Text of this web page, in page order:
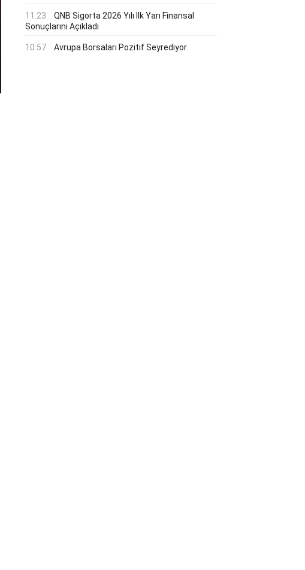
11:23
QNB Sigorta 2026 Yılı Ilk Yarı Finansal
Sonuçlarını Açıkladı
10:57 Avrupa Borsaları Pozitif Seyrediyor